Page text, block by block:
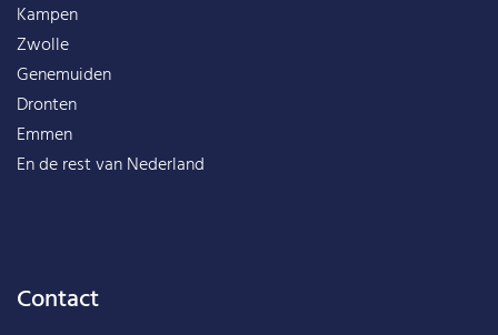
Kampen
Zwolle
Genemuiden
Dronten
Emmen
En de rest vanNederland
Contact